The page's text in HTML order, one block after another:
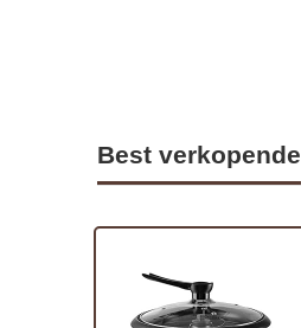
Best verkopende